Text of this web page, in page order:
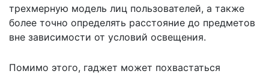
трехмерную модель лиц пользователей, а также
более точно определять расстояние до предметов
вне зависимости от условий освещения.
Помимо этого, гаджет может похвастаться